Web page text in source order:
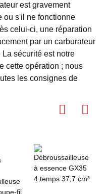
est gravement
ou s'il ne fonctionne
celui-ci, une réparation
par un carburateur
sécurité est notre
cette opération ; nous
les consignes de